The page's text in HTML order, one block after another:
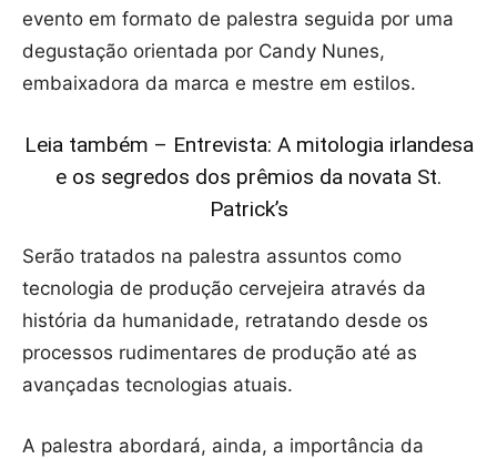
evento em formato de palestra seguida por uma
degustação orientada por Candy Nunes,
embaixadora da marca e mestre em estilos.
Leia também – Entrevista: A mitologia irlandesa
e os segredos dos prêmios da novata St.
Patrick’s
Serão tratados na palestra assuntos como
tecnologia de produção cervejeira através da
história da humanidade, retratando desde os
processos rudimentares de produção até as
avançadas tecnologias atuais.
A palestra abordará, ainda, a importância da